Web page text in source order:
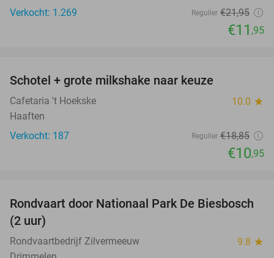
Verkocht: 1.269
Regulier €21,95
€11 ,95
Schotel + grote milkshake naar keuze
Cafetaria 't Hoekske 10.0 star
Haaften
Verkocht: 187
Regulier €18,85
€10,95
21%
Rondvaart door Nationaal Park De Biesbosch
(2 uur)
Rondvaartbedrijf Zilvermeeuw 9.8 star